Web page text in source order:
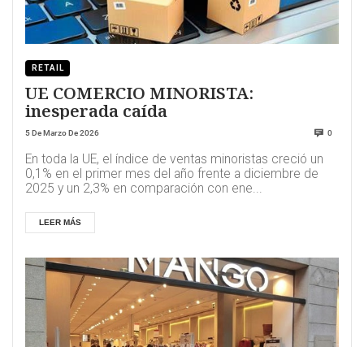
RETAIL
UE COMERCIO MINORISTA:
inesperada caída
5 De Marzo De 2026 0
En toda la UE, el índice de ventas minoristas creció un
0,1% en el primer mes del año frente a diciembre de
2025 y un 2,3% en comparación con ene...
LEER MÁS